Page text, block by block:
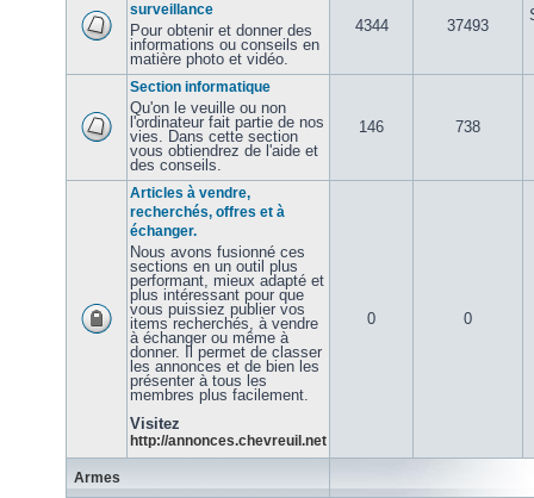
surveillance
Pour obtenir et donner des
informations ou conseils en
matière photo et vidéo.
4344 37493
Section informatique
Qu'on le veuille ou non
l'ordinateur fait partie de nos
vies. Dans cette section
vous obtiendrez de l'aide et
des conseils.
146 738
Articles à vendre,
recherchés, offres et à
échanger.
Nous avons fusionné ces
sections en un outil plus
performant, mieux adapté et
plus intéressant pour que
vous puissiez publier vos
items recherchés, à vendre
à échanger ou même à
donner. Il permet de classer
les annonces et de bien les
présenter à tous les
membres plus facilement.
Visitez
http://annonces.chevreuil.net
0 0
Armes